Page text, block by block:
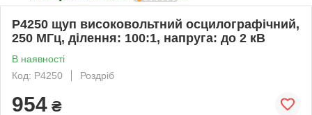
P4250 щуп високовольтний осцилографічний,
250 МГц, ділення: 100:1, напруга: до 2 кВ
В наявності
Код: P4250
Роздріб
954 ₴